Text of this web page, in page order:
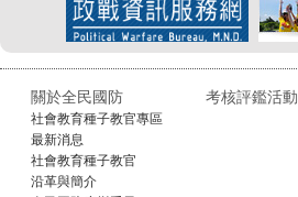
關於全民國防
社會教育種子教官專區
最新消息
社會教育種子教官
沿革與簡介
考核評鑑活動